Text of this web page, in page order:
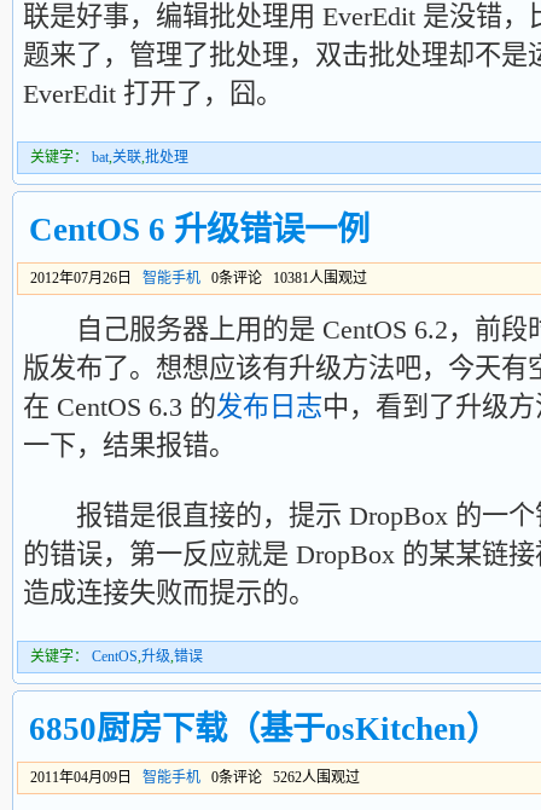
联是好事，编辑批处理用 EverEdit 是没错
题来了，管理了批处理，双击批处理却不是
EverEdit 打开了，囧。
关键字： bat,关联,批处理
CentOS 6 升级错误一例
2012年07月26日 智能手机 0条评论 10381人围观过
自己服务器上用的是 CentOS 6.2，前段
版发布了。想想应该有升级方法吧，今天有
在 CentOS 6.3 的发布日志中，看到了升级
一下，结果报错。
报错是很直接的，提示 DropBox 的一个
的错误，第一反应就是 DropBox 的某某链
造成连接失败而提示的。
关键字： CentOS,升级,错误
6850厨房下载（基于osKitchen）
2011年04月09日 智能手机 0条评论 5262人围观过